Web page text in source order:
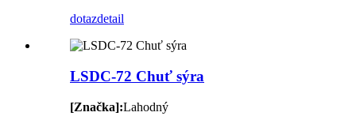
dotazdetail
LSDC-72 Chuť sýra
[Značka]:Lahodný